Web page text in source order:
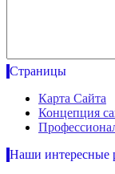
Страницы
Карта Сайта
Концепция
Наши интересные